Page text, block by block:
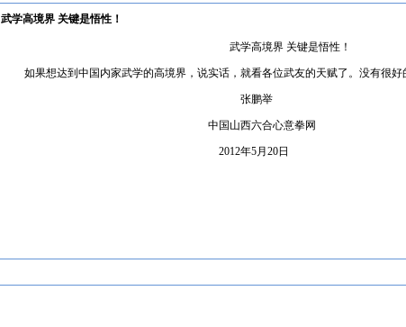
武学高境界 关键是悟性！
武学高境界 关键是悟性！
如果想达到中国内家武学的高境界，说实话，就看各位武友的天赋了。没有很好
张鹏举
中国山西六合心意拳网
2012年5月20日